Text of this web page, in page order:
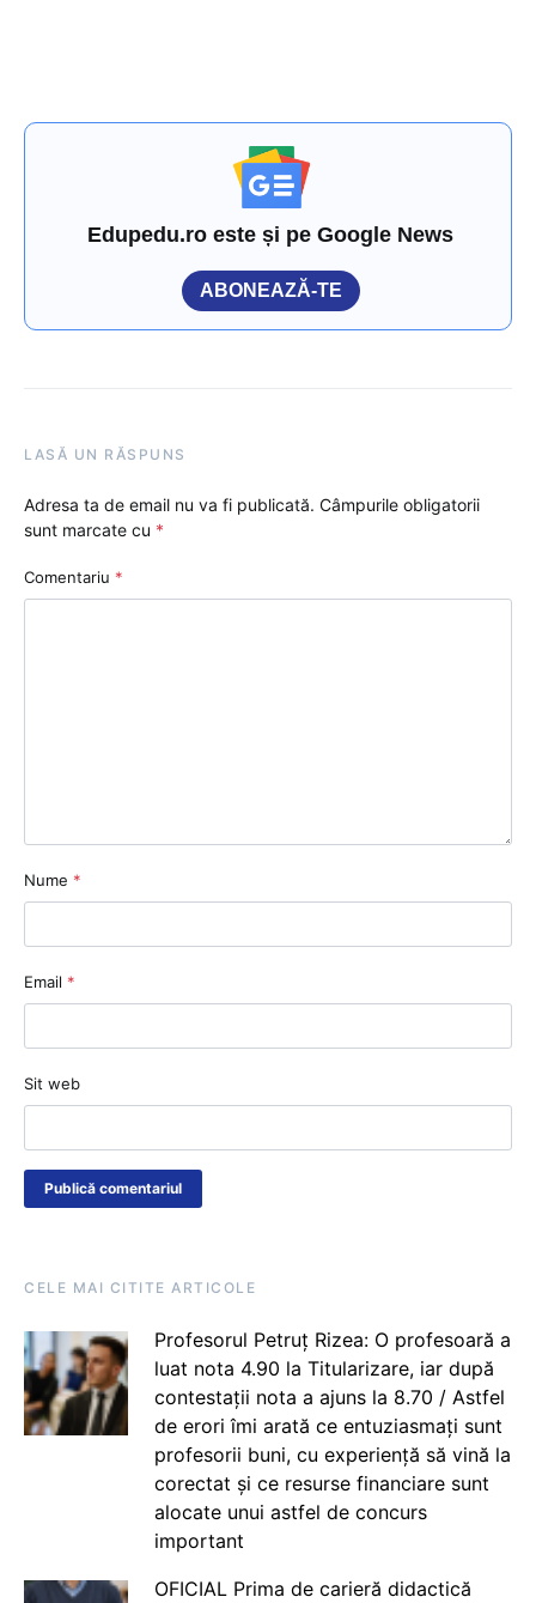
Edupedu.ro este și pe Google News
ABONEAZĂ-TE
LASĂ UN RĂSPUNS
Adresa ta de email nu va fi publicată. Câmpurile obligatorii
sunt marcate cu *
Comentariu *
Nume *
Email *
Sit web
CELE MAI CITITE ARTICOLE
Profesorul Petruț Rizea: O profesoară a
luat nota 4.90 la Titularizare, iar după
contestații nota a ajuns la 8.70 / Astfel
de erori îmi arată ce entuziasmați sunt
profesorii buni, cu experiență să vină la
corectat și ce resurse financiare sunt
alocate unui astfel de concurs
important
OFICIAL Prima de carieră didactică